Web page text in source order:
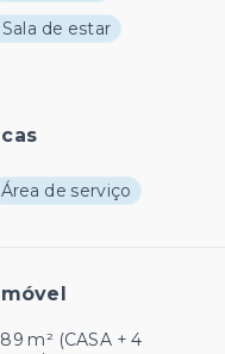
Sala de estar
Área de serviço
m² (CASA + 4